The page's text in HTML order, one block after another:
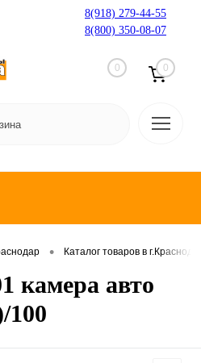
8(918) 279-44-55
8(800) 350-08-07
0 0
• Каталог товаров в
камера авто
100